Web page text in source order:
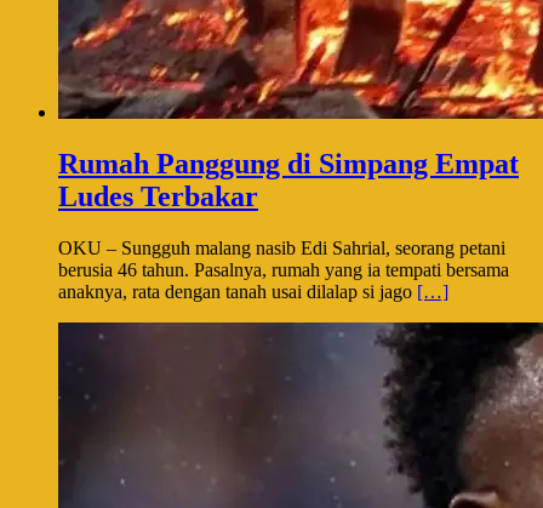
Rumah Panggung di Simpang Empat
Ludes Terbakar
OKU – Sungguh malang nasib Edi Sahrial, seorang petani
berusia 46 tahun. Pasalnya, rumah yang ia tempati bersama
anaknya, rata dengan tanah usai dilalap si jago […]